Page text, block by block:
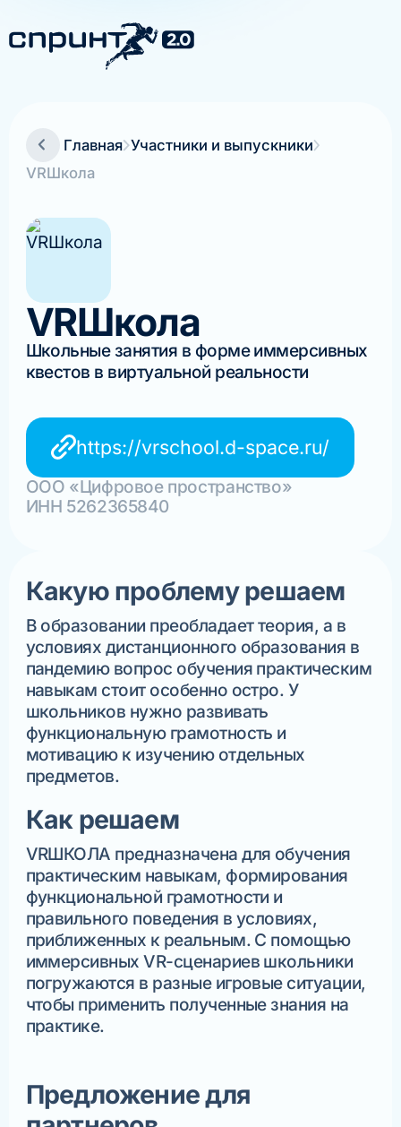
Главная Участники и выпускники
VRШкола
VRШкола
Школьные занятия в форме иммерсивных
квестов в виртуальной реальности
https://vrschool.d-space.ru/
ООО «Цифровое пространство»
ИНН 5262365840
Какую проблему решаем
В образовании преобладает теория, а в
условиях дистанционного образования в
пандемию вопрос обучения практическим
навыкам стоит особенно остро. У
школьников нужно развивать
функциональную грамотность и
мотивацию к изучению отдельных
предметов.
Как решаем
VRШКОЛА предназначена для обучения
практическим навыкам, формирования
функциональной грамотности и
правильного поведения в условиях,
приближенных к реальным. С помощью
иммерсивных VR-сценариев школьники
погружаются в разные игровые ситуации,
чтобы применить полученные знания на
практике.
Предложение для